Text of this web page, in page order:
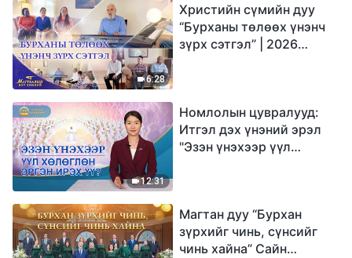
6:28
Христийн сүмийн дуу
“Бурханы төлөөх үнэнч
зүрх сэтгэл” | 2026
12:31
Номлолын цувралууд:
Итгэл дэх үнэний эрэл
"Эзэн үнэхээр үүл
Магтан дуу “Бурхан
зүрхийг чинь, сүнсийг
чинь хайна” Сайн